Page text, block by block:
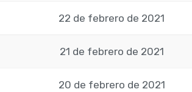
22 de febrero de 2021
21 de febrero de 2021
20 de febrero de 2021